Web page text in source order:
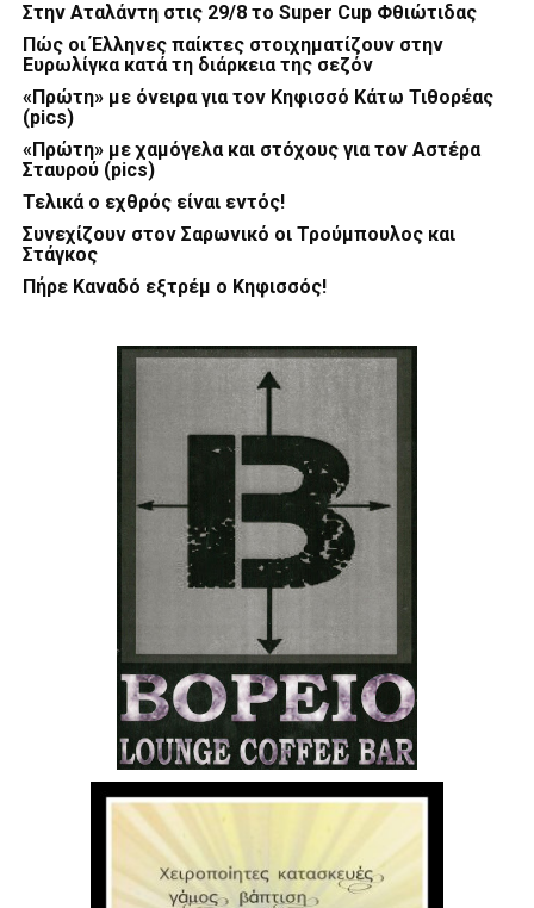
Στην Αταλάντη στις 29/8 το Super Cup Φθιώτιδας
Πώς οι Έλληνες παίκτες στοιχηματίζουν στην
Ευρωλίγκα κατά τη διάρκεια της σεζόν
«Πρώτη» με όνειρα για τον Κηφισσό Κάτω Τιθορέας
(pics)
«Πρώτη» με χαμόγελα και στόχους για τον Αστέρα
Σταυρού (pics)
Τελικά ο εχθρός είναι εντός!
Συνεχίζουν στον Σαρωνικό οι Τρούμπουλος και
Στάγκος
Πήρε Καναδό εξτρέμ ο Κηφισσός!